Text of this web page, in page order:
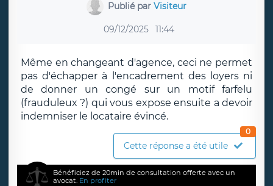
Publié parVisiteur
09/12/2025 11:44
Même en changeant d'agence, ceci ne permet
pas d'échapper à l'encadrement des loyers ni
de donner un congé sur un motif farfelu
(frauduleux ?) qui vous expose ensuite a devoir
indemniser le locataire évincé.
Cette réponse a été utile
0
Bénéficiez de 20min de consultation offerte avec un
avocat. En profiter